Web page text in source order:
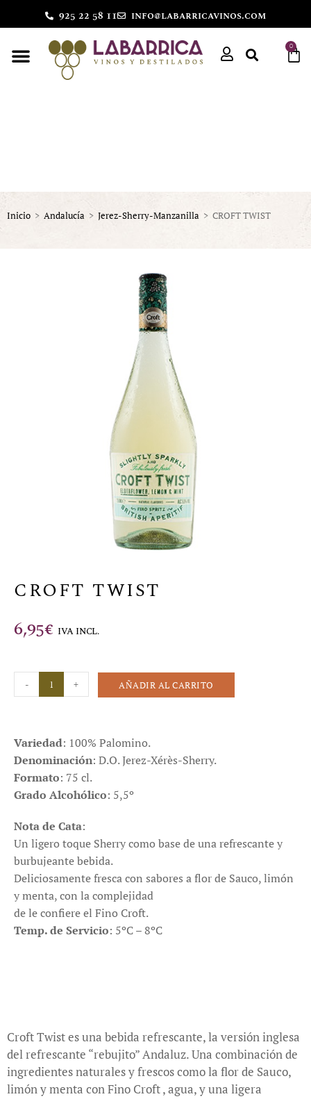
925 22 58 11 info@labarricavinos.com
0
Inicio > Andalucía > Jerez-Sherry-Manzanilla > CROFT TWIST
CROFT TWIST
6,95€ IVA INCL.
- + AÑADIR AL CARRITO
Variedad: 100% Palomino.
Denominación: D.O. Jerez-Xérès-Sherry.
Formato: 75 cl.
Grado Alcohólico: 5,5º
Nota de Cata:
Un ligero toque Sherry como base de una refrescante y
burbujeante bebida.
Deliciosamente fresca con sabores a flor de Sauco, limón
y menta, con la complejidad
de le confiere el Fino Croft.
Temp. de Servicio: 5ºC – 8ºC
Croft Twist es una bebida refrescante, la versión inglesa
del refrescante “rebujito” Andaluz. Una combinación de
ingredientes naturales y frescos como la flor de Sauco,
limón y menta con Fino Croft , agua, y una ligera